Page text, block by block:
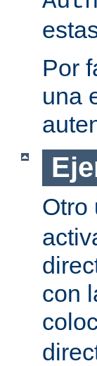
Por
una
Otro
con